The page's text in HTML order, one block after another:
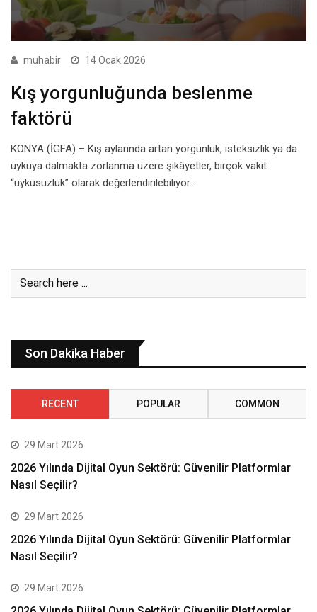
muhabir 14 Ocak 2026
Kış yorgunluğunda beslenme
faktörü
KONYA (İGFA) – Kış aylarında artan yorgunluk, isteksizlik ya da
uykuya dalmakta zorlanma üzere şikâyetler, birçok vakit
“uykusuzluk” olarak değerlendirilebiliyor.…
Son Dakika Haber
RECENT POPULAR COMMON
29 Mart 2026
2026 Yılında Dijital Oyun Sektörü: Güvenilir Platformlar
Nasıl Seçilir?
29 Mart 2026
2026 Yılında Dijital Oyun Sektörü: Güvenilir Platformlar
Nasıl Seçilir?
29 Mart 2026